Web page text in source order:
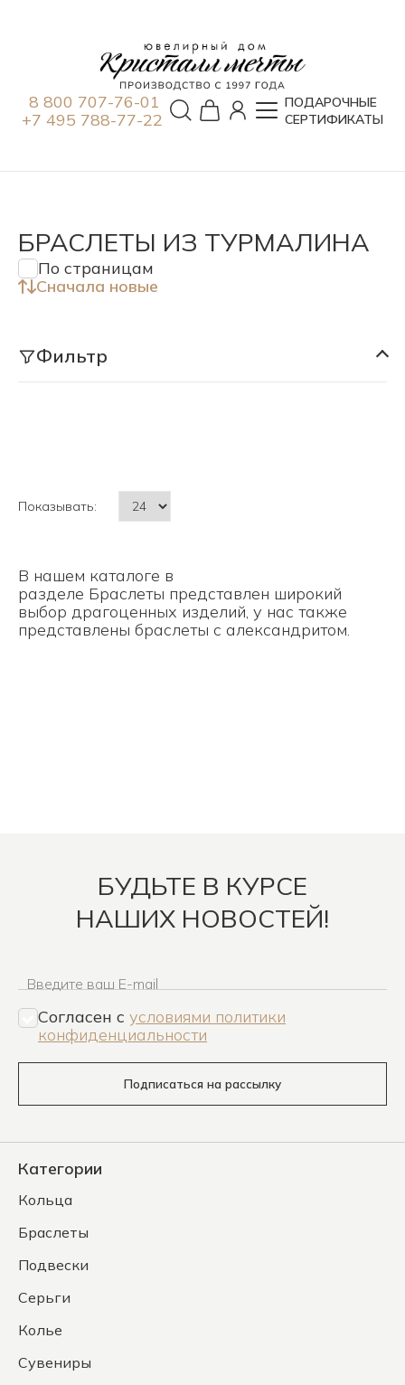
8 800 707-76-01
+7 495 788-77-22
ПОДАРОЧНЫЕ
СЕРТИФИКАТЫ
БРАСЛЕТЫ ИЗ ТУРМАЛИНА
По страницам
Сначала новые
Фильтр
Показывать:
В нашем каталоге в
разделе Браслеты представлен широкий
выбор драгоценных изделий, у нас также
представлены браслеты с александритом.
БУДЬТЕ В КУРСЕ
НАШИХ НОВОСТЕЙ!
Введите ваш E-mail
Согласен c условиями политики
конфиденциальности
Подписаться на рассылку
Категории
Кольца
Браслеты
Подвески
Серьги
Колье
Сувениры